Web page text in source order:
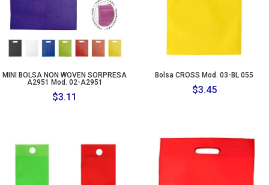
MINI BOLSA NON WOVEN SORPRESA
A2951 Mod. 02-A2951
$3.11
Bolsa CROSS Mod. 03-BL 055
$3.45